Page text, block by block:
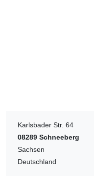
Karlsbader Str. 64
08289 Schneeberg
Sachsen
Deutschland